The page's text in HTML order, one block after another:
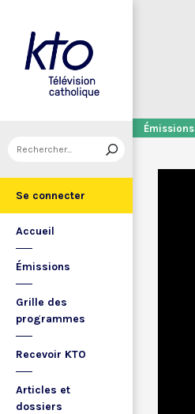
Se connecter
Accueil
Émissions
Grille des
programmes
Recevoir KTO
Articles et
dossiers
Émissions